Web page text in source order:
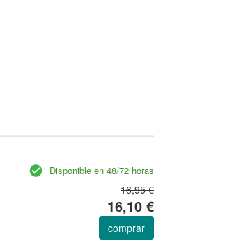
Disponible en 48/72 horas
16,95 €
16,10 €
comprar